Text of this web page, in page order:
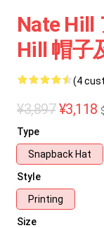
Nate Hill
Hill 帽子
(4
¥3,897 ¥3,118
Type
Snapback Hat
Style
Printing
Size